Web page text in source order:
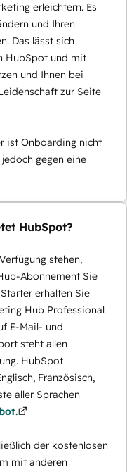
erleichtern. Es
und Ihren
Das lässt sich
HubSpot und mit
und Ihnen bei
zur Seite
ist Onboarding nicht
gegen eine
HubSpot?
stehen,
Abonnement Sie
erhalten Sie
Hub Professional
E-Mail- und
steht allen
HubSpot
Französisch,
aller Sprachen
der kostenlosen
mit anderen